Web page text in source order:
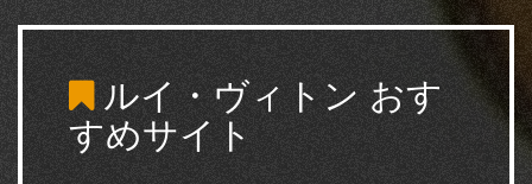
ルイ・ヴィトン おす
すめサイト